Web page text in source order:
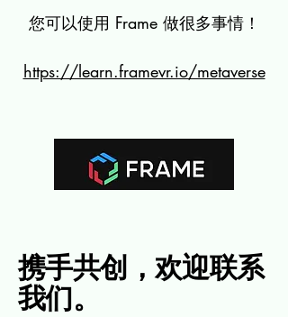
您可以使用 Frame 做很多事情！
https://learn.framevr.io/metaverse
携手共创，欢迎联系
我们。